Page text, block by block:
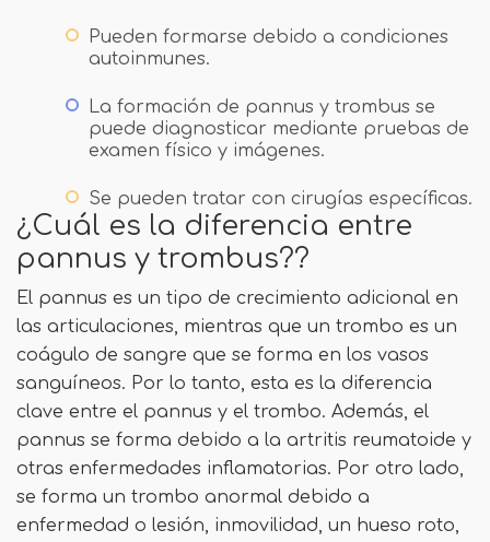
Pueden formarse debido a condiciones
autoinmunes.
La formación de pannus y trombus se
puede diagnosticar mediante pruebas de
examen físico y imágenes.
Se pueden tratar con cirugías específicas.
¿Cuál es la diferencia entre
pannus y trombus??
El pannus es un tipo de crecimiento adicional en
las articulaciones, mientras que un trombo es un
coágulo de sangre que se forma en los vasos
sanguíneos. Por lo tanto, esta es la diferencia
clave entre el pannus y el trombo. Además, el
pannus se forma debido a la artritis reumatoide y
otras enfermedades inflamatorias. Por otro lado,
se forma un trombo anormal debido a
enfermedad o lesión, inmovilidad, un hueso roto,